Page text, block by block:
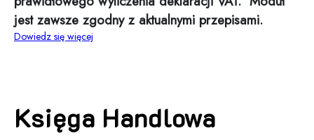
jest zawsze zgodny z aktualnymi przepisami.
Dowiedz się więcej
Księga Handlowa